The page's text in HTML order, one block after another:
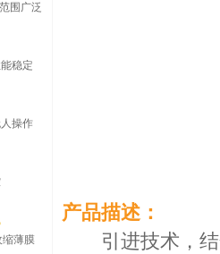
围广泛
稳定
操作
缩薄膜
产品描述：
引进技术，结